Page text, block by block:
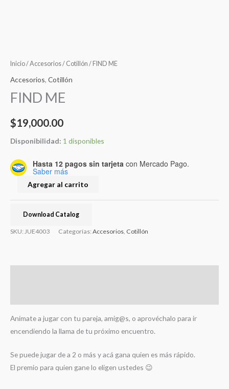
Inicio/Accesorios/ Cotillón / FIND ME
Accesorios, Cotillón
FIND ME
$19,000.00
Disponibilidad: 1 disponibles
Hasta 12 pagos sin tarjeta con Mercado Pago.
Saber más
Agregar al carrito
Download Catalog
SKU: JUE4003 Categorías: Accesorios Cotillón
Anímate a jugar con tu pareja, amig@s, o aprovéchalo para ir
encendiendo la llama de tu próximo encuentro.
Se puede jugar de a 2 o más y acá gana quien es más rápido.
El premio para quien gane lo eligen ustedes 😉